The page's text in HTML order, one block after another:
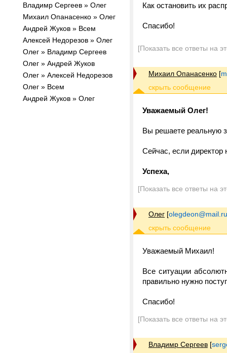
Владимр Сергеев » Олег
Михаил Опанасенко » Олег
Андрей Жуков » Всем
Алексей Недорезов » Олег
Олег » Владимр Сергеев
Олег » Андрей Жуков
Олег » Алексей Недорезов
Олег » Всем
Андрей Жуков » Олег
Как остановить их
Спасибо!
[Показать все ответы на
Михаил Опанасенко [
Уважаемый Олег!
Вы решаете реальную
Cейчас, если директор
Успеха,
[Показать все ответы на
Олег [olegdeon@mail.ru
Уважаемый Михаил!
Все ситуации
правильно нужно
Спасибо!
[Показать все ответы на
Владимр Сергеев [